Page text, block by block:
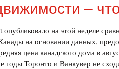
–
на этой неделе
на основании данных,
цена канадского дома в
Торонто и Ванкувер не